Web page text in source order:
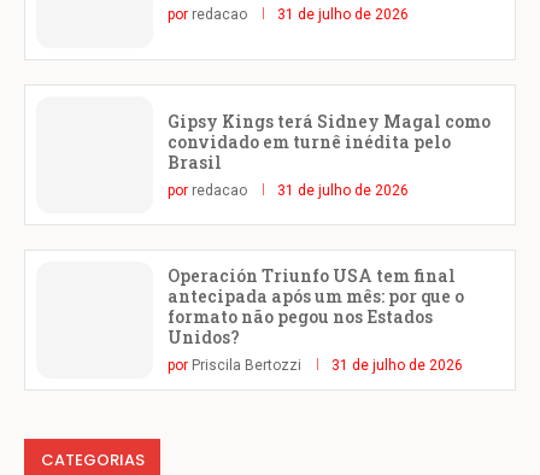
por redacao 31 de julho de 2026
Gipsy Kings terá Sidney Magal como
convidado em turnê inédita pelo
Brasil
por redacao 31 de julho de 2026
Operación Triunfo USA tem final
antecipada após um mês: por que o
formato não pegou nos Estados
Unidos?
por Priscila Bertozzi 31 de julho de 2026
CATEGORIAS